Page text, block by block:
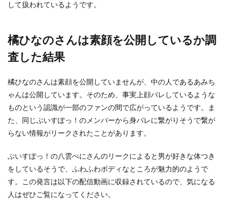
して扱われているようです。
橘ひなのさんは素顔を公開しているか調
査した結果
橘ひなのさんは素顔を公開していませんが、中の人であるあみち
ゃんは公開しています。そのため、事実上顔バレしているような
ものという認識が一部のファンの間で広がっているようです。ま
た、同じぶいすぽっ！のメンバーから身バレに繋がりそうで繋が
らない情報がリークされたことがあります。
ぶいすぽっ！の八雲べにさんのリークによると男が好きな体つき
をしているそうで、ふわふわボディなところが魅力的のようで
す。この発言は以下の配信動画に収録されているので、気になる
人はぜひご覧になってください。